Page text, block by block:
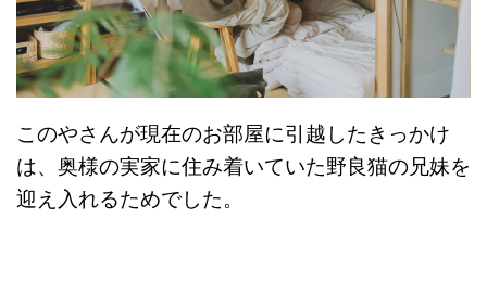
このやさんが現在のお部屋に引越したきっかけ
は、奥様の実家に住み着いていた野良猫の兄妹を
迎え入れるためでした。